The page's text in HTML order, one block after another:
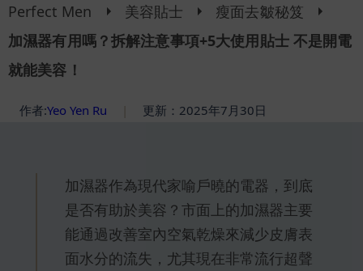
Perfect Men 美容貼士
瘦面去皺秘笈
加濕器有用嗎？拆解注意事項+5大使用貼士 不是開電
就能美容！
作者:Yeo Yen Ru 更新：2025年7月30日
加濕器作為現代家喻戶曉的電器，到底
是否有助於美容？市面上的加濕器主要
能通過改善室內空氣乾燥來減少皮膚表
面水分的流失，尤其現在非常流行超聲